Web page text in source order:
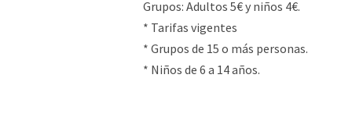
Grupos: Adultos 5€ y niños 4€.
* Tarifas vigentes
* Grupos de 15 o más personas.
* Niños de 6 a 14 años.